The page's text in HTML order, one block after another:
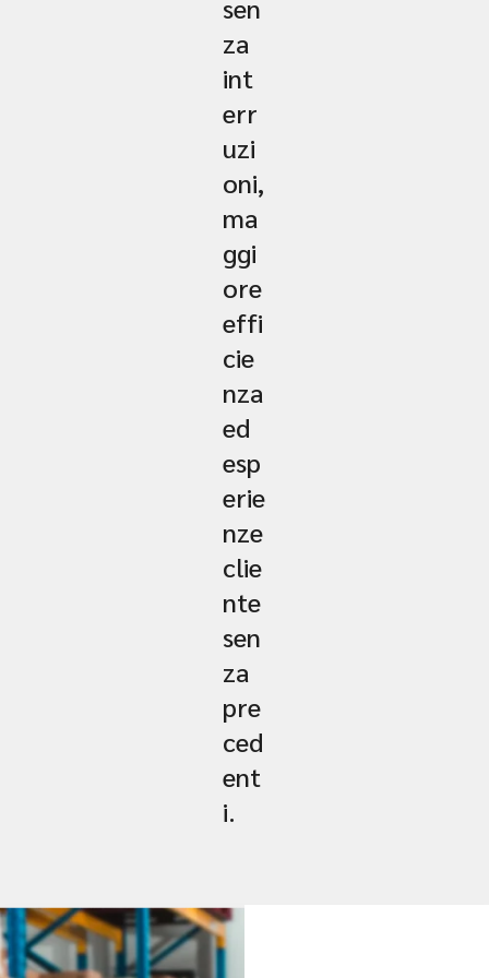
sen
za
int
err
uzi
oni,
ma
ggi
ore
effi
cie
nza
ed
esp
erie
nze
clie
nte
sen
za
pre
ced
ent
i.